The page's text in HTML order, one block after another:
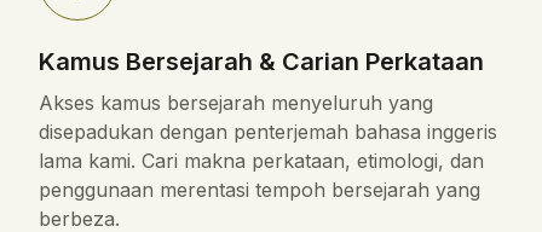
Kamus Bersejarah & Carian Perkataan
Akses kamus bersejarah menyeluruh yang
disepadukan dengan penterjemah bahasa inggeris
lama kami. Cari makna perkataan, etimologi, dan
penggunaan merentasi tempoh bersejarah yang
berbeza.